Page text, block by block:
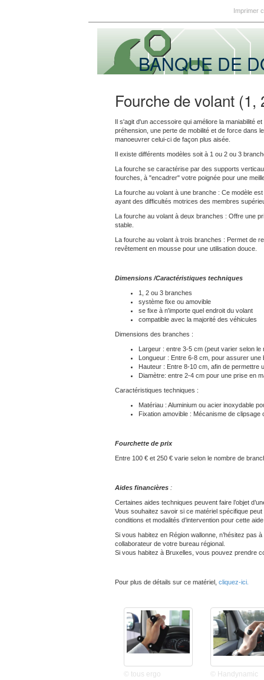
Imprimer
BANQUE DE
Fourche de volant (1,
Il s'agit d'un accessoire qui améliore la maniabilité
préhension, une perte de mobilité et de force dans
manoeuvrer celui-ci de façon plus aisée.
Il existe différents modèles soit à 1 ou 2 ou 3
La fourche se caractérise par des supports
fourches, à "encadrer" votre poignée pour une
La fourche au volant à une branche : Ce modèle
ayant des difficultés motrices des membres
La fourche au volant à deux branches : Offre une
stable.
La fourche au volant à trois branches : Permet de
revêtement en mousse pour une utilisation douce.
Dimensions /Caractéristiques techniques
1, 2 ou 3 branches
système fixe ou amovible
se fixe à n'importe quel endroit du volant
compatible avec la majorité des véhicules
Dimensions des branches :
Largeur : entre 3-5 cm (peut varier selon le
Longueur : Entre 6-8 cm, pour assurer une
Hauteur : Entre 8-10 cm, afin de permettre
Diamètre: entre 2-4 cm pour une prise en
Caractéristiques techniques :
Matériau : Aluminium ou acier inoxydable
Fixation amovible : Mécanisme de
Fourchette de prix
Entre 100 € et 250 € varie selon le nombre de
Aides financières:
Certaines aides techniques peuvent faire l’objet
Vous souhaitez savoir si ce matériel spécifique
conditions et modalités d’intervention pour cette
Si vous habitez en Région wallonne, n’hésitez pas
collaborateur de votre bureau régional.
Si vous habitez à Bruxelles, vous pouvez prendre
Pour plus de détails sur ce matériel, cliquez-ici.
© tous ergo © Handynamic